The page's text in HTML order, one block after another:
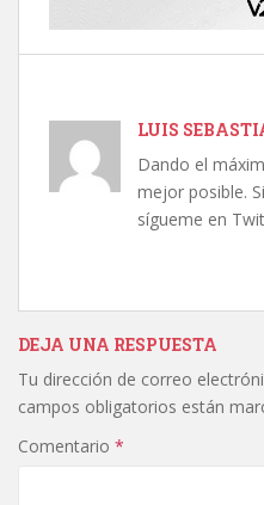
LUIS
Dando el
mejor posible.
sígueme en
DEJA UNA RESPUESTA
Tu dirección de correo
campos obligatorios están
Comentario *